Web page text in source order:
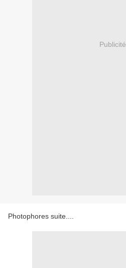
Publicité
Photophores suite....